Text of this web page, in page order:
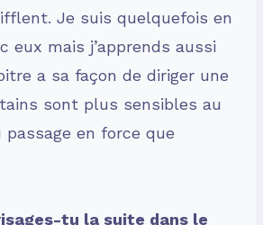
Je suis quelquefois en
eux mais j’apprends aussi
a sa façon de diriger une
sont plus sensibles au
passage en force que
tu la suite dans le